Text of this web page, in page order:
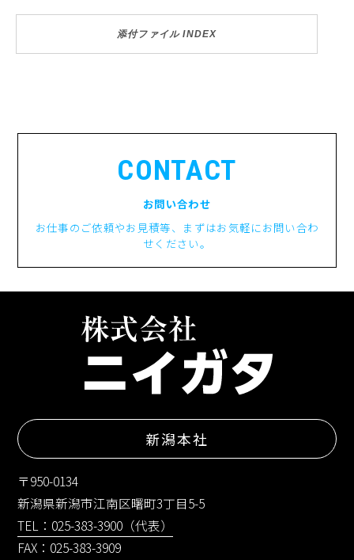
添付ファイル INDEX
CONTACT
お問い合わせ
お仕事のご依頼やお見積等、まずはお気軽にお問い合わ
せください。
新潟本社
〒950-0134
新潟県新潟市江南区曙町3丁目5-5
TEL：025-383-3900（代表）
FAX：025-383-3909